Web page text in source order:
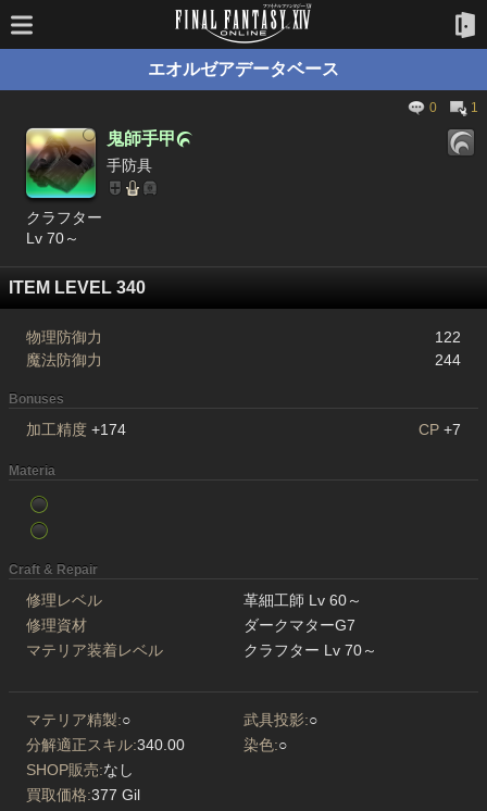
エオルゼアデータベース
0 1
鬼師手甲
手防具
クラフター
Lv 70～
ITEM LEVEL 340
物理防御力
122
魔法防御力
244
Bonuses
加工精度 +174 CP +7
Materia
Craft & Repair
修理レベル
革細工師 Lv 60～
修理資材
ダークマターG7
マテリア装着レベル
クラフター Lv 70～
マテリア精製:○ 武具投影:○
分解適正スキル:340.00 染色:○
SHOP販売:なし
買取価格:377 Gil